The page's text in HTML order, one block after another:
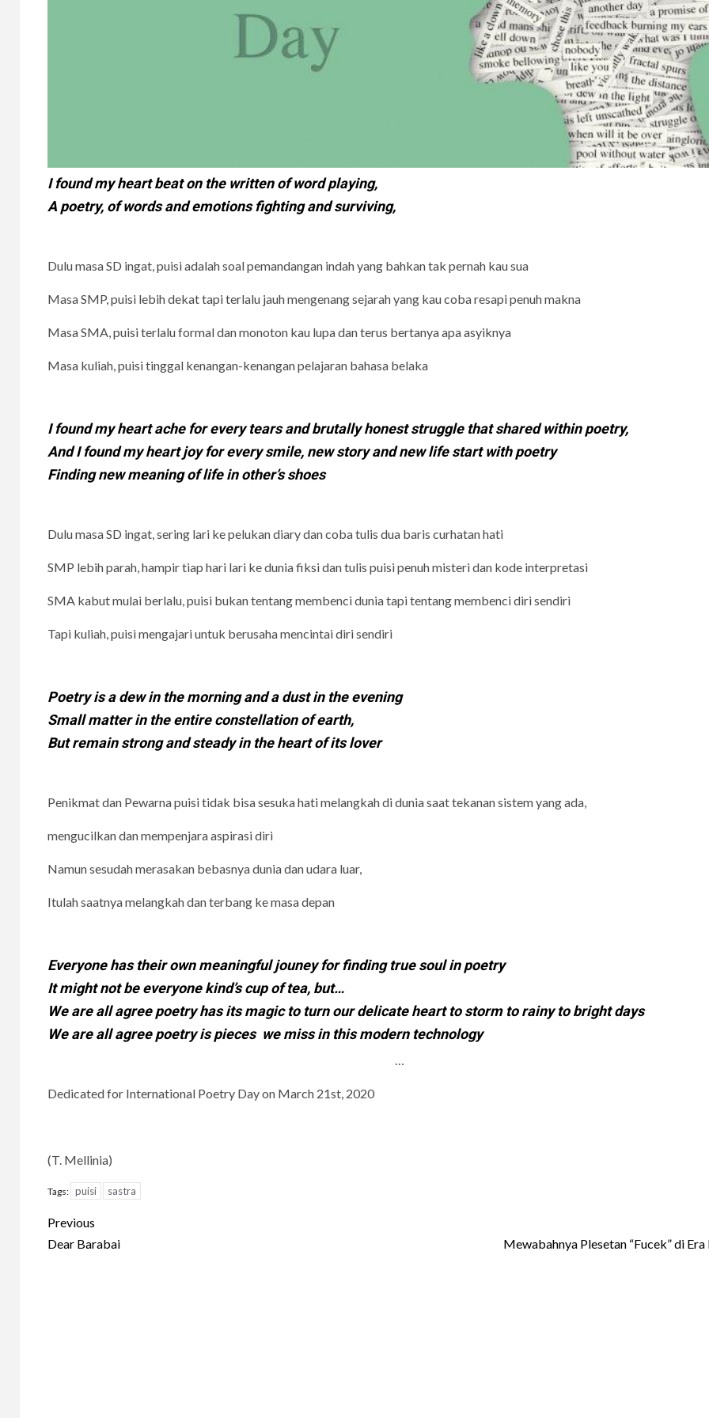
I found my heart beat on the written of word playing,
A poetry, of words and emotions fighting and surviving,
Dulu masa SD ingat, puisi adalah soal pemandangan indah yang bahkan tak pernah kau sua
Masa SMP, puisi lebih dekat tapi terlalu jauh mengenang sejarah yang kau coba resapi penuh makna
Masa SMA, puisi terlalu formal dan monoton kau lupa dan terus bertanya apa asyiknya
Masa kuliah, puisi tinggal kenangan-kenangan pelajaran bahasa belaka
I found my heart ache for every tears and brutally honest struggle that shared within poetry,
And I found my heart joy for every smile, new story and new life start with poetry
Finding new meaning of life in other’s shoes
Dulu masa SD ingat, sering lari ke pelukan diary dan coba tulis dua baris curhatan hati
SMP lebih parah, hampir tiap hari lari ke dunia fiksi dan tulis puisi penuh misteri dan kode interpretasi
SMA kabut mulai berlalu, puisi bukan tentang membenci dunia tapi tentang membenci diri sendiri
Tapi kuliah, puisi mengajari untuk berusaha mencintai diri sendiri
Poetry is a dew in the morning and a dust in the evening
Small matter in the entire constellation of earth,
But remain strong and steady in the heart of its lover
Penikmat dan Pewarna puisi tidak bisa sesuka hati melangkah di dunia saat tekanan sistem yang ada,
mengucilkan dan mempenjara aspirasi diri
Namun sesudah merasakan bebasnya dunia dan udara luar,
Itulah saatnya melangkah dan terbang ke masa depan
Everyone has their own meaningful jouney for finding true soul in poetry
It might not be everyone kind’s cup of tea, but…
We are all agree poetry has its magic to turn our delicate heart to storm to rainy to bright days
We are all agree poetry is pieces we miss in this modern technology
…
Dedicated for International Poetry Day on March 21st, 2020
(T. Mellinia)
Tags: puisi sastra
Continue
Reading
Previous
Dear Barabai
Mewabahnya Plesetan “Fucek” di